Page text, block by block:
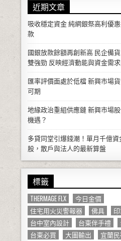
近期文章
吸收穩定資金 純網銀祭高利優
款
國銀放款餘額再創新高 民企備
雙強勁 反映經濟動能與資金需
匯率評價面處於低檔 新興市場
可期
地緣政治重組供應鏈 新興市場
機遇？
多貸同堂引爆錢潮！單月千億資
股，散戶與法人的最新算盤
標籤
THERMAGE FLX
今日金價
住宅用火災警報器
佛具
台中室內設計
台東伴手禮
台東必買
大圖輸出
宜蘭